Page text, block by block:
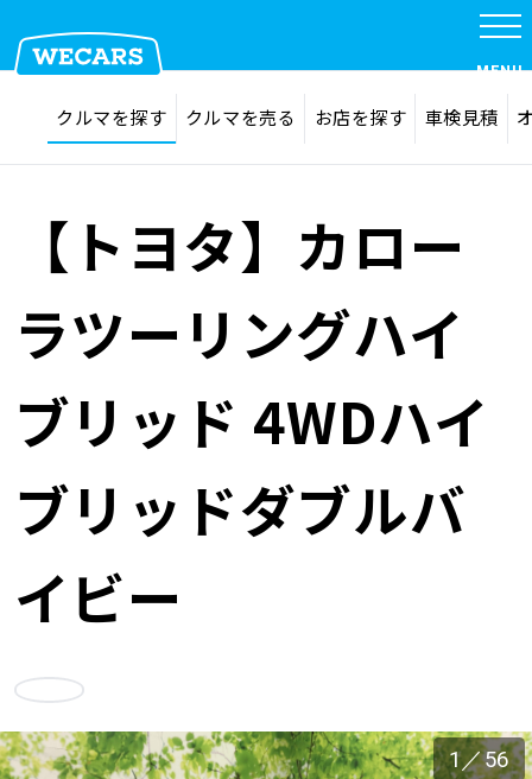
在庫検索 サイト内検索
MENU
クルマを探す
クルマを売る
お店を探す
オイル交換・点検・整備予約
お問い合わせ
クルマを探す クルマを売る お店を探す 車検見積
【トヨタ】カロー
ラツーリングハイ
ブリッド 4WDハイ
ブリッドダブルバ
イビー
お気に入り
1／56